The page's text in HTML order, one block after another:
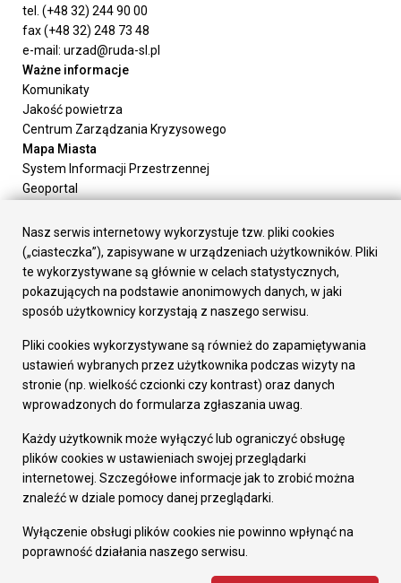
tel. (+48 32) 244 90 00
fax (+48 32) 248 73 48
e-mail: urzad@ruda-sl.pl
Ważne informacje
Komunikaty
Jakość powietrza
Centrum Zarządzania Kryzysowego
Mapa Miasta
System Informacji Przestrzennej
Geoportal
Załatw sprawę
Prezydent Miasta
Rada Miasta
Wydziały
Elektroniczna Skrzynka Podawcza
Gospodarka
Fundusze europejskie
Środki krajowe
Oferty inwestycyjne
Pozostałe
Deklaracja dostępności
Dane osobowe
Dodaj opinię o witrynie
Nasz serwis internetowy wykorzystuje tzw. pliki cookies
(„ciasteczka”), zapisywane w urządzeniach użytkowników. Pliki
te wykorzystywane są głównie w celach statystycznych,
pokazujących na podstawie anonimowych danych, w jaki
sposób użytkownicy korzystają z naszego serwisu.
Pliki cookies wykorzystywane są również do zapamiętywania
ustawień wybranych przez użytkownika podczas wizyty na
stronie (np. wielkość czcionki czy kontrast) oraz danych
wprowadzonych do formularza zgłaszania uwag.
Każdy użytkownik może wyłączyć lub ograniczyć obsługę
plików cookies w ustawieniach swojej przeglądarki
internetowej. Szczegółowe informacje jak to zrobić można
znaleźć w dziale pomocy danej przeglądarki.
Wyłączenie obsługi plików cookies nie powinno wpłynąć na
poprawność działania naszego serwisu.